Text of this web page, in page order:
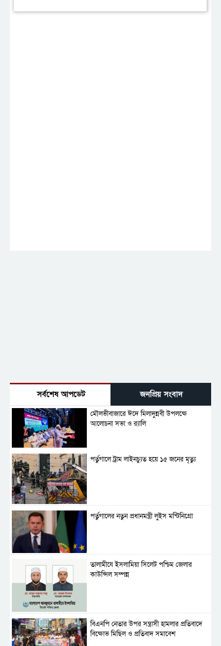
সর্বশেষ আপডেট জনপ্রিয় সংবাদ
মৌলভীবাজারে ঈদে মিলাদুন্নবী উপলক্ষে
আলোচনা সভা ও র‍্যালি
পর্তুগালে ট্রাম লাইনচ্যুত হয়ে ১৫ জনের মৃত্যু
পর্তুগালের নতুন প্রধানমন্ত্রী লুইস মন্টিনিগ্রো
‎তালামীযে ইসলামিয়া সিলেট পশ্চিম জেলার
কাউন্সিল সম্পন্ন
বিএনপি নেতার উপর সন্ত্রাসী হামলার প্রতিবাদে
বিক্ষোভ মিছিল ও প্রতিবাদ সমাবেশ